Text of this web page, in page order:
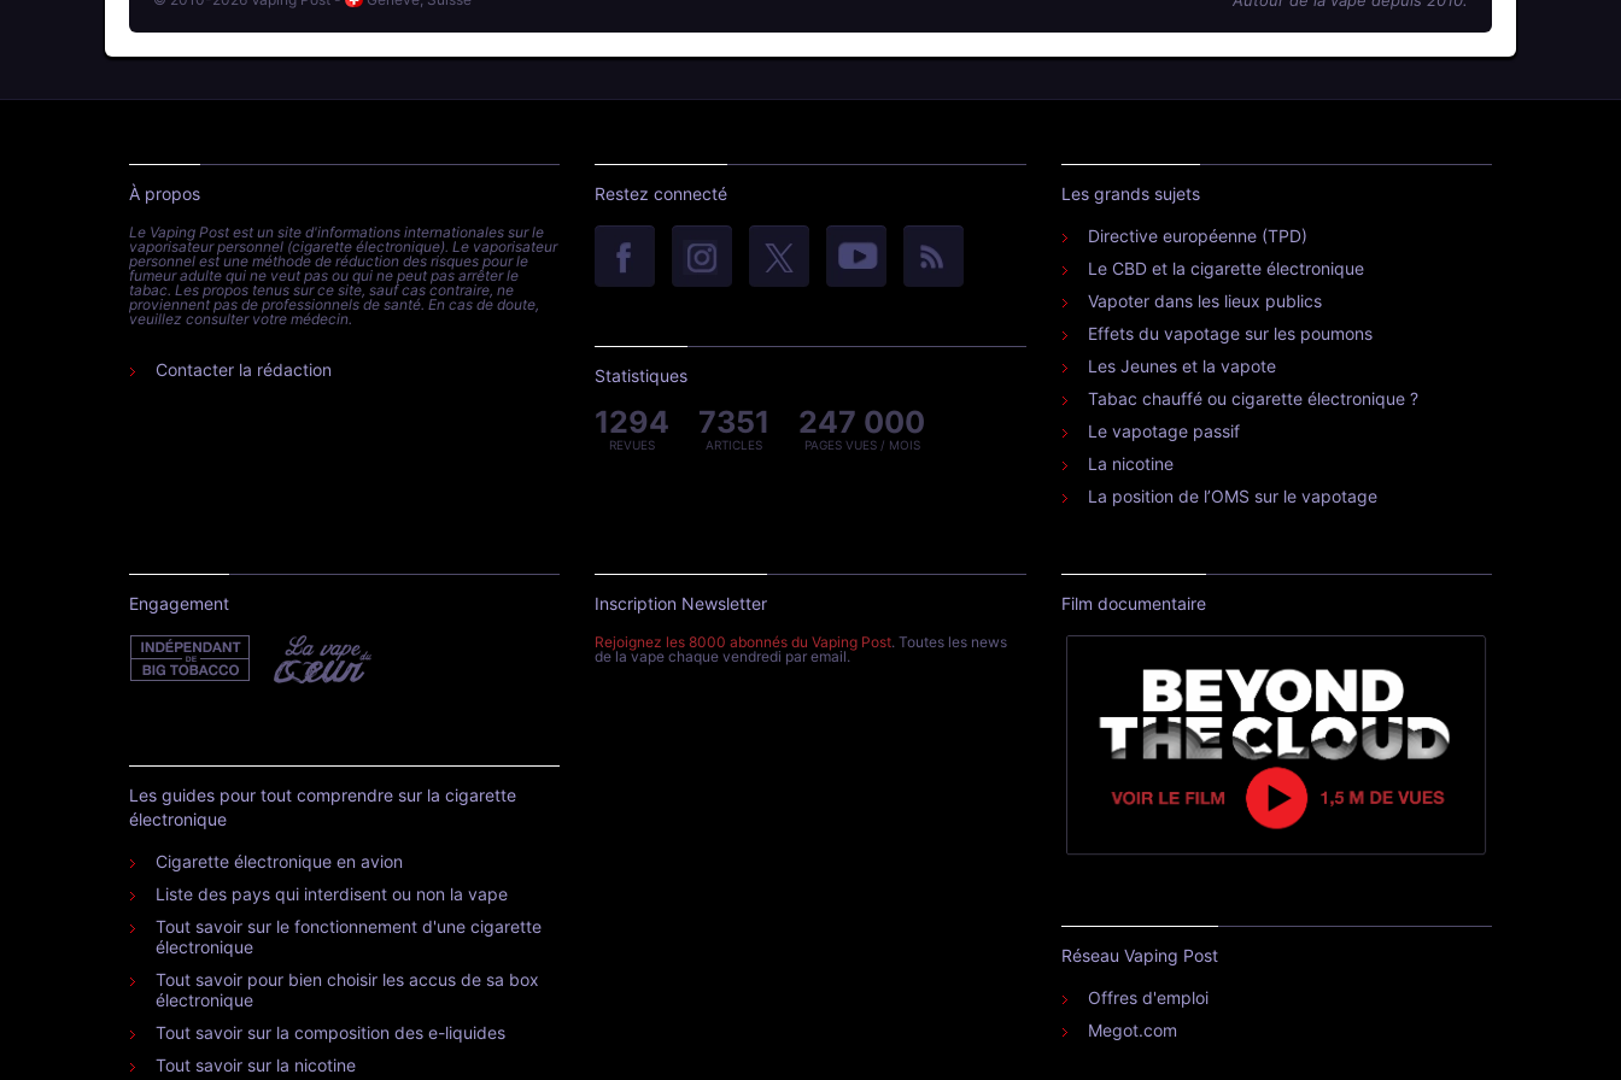
À propos
Le Vaping Post est un site d'informations internationales sur le
vaporisateur personnel (cigarette électronique). Le vaporisateur
personnel est une méthode de réduction des risques pour le
fumeur adulte qui ne veut pas ou qui ne peut pas arrêter le
tabac. Les propos tenus sur ce site, sauf cas contraire, ne
proviennent pas de professionnels de santé. En cas de doute,
veuillez consulter votre médecin.
Contacter la rédaction
Restez connecté
Statistiques
1294
REVUES
7351
ARTICLES
247 000
PAGES VUES / MOIS
Les grands sujets
Directive européenne (TPD)
Le CBD et la cigarette électronique
Vapoter dans les lieux publics
Effets du vapotage sur les poumons
Les Jeunes et la vapote
Tabac chauffé ou cigarette électronique ?
Le vapotage passif
La nicotine
La position de l’OMS sur le vapotage
Engagement
Les guides pour tout comprendre sur la cigarette
électronique
Cigarette électronique en avion
Liste des pays qui interdisent ou non la vape
Tout savoir sur le fonctionnement d'une cigarette
électronique
Tout savoir pour bien choisir les accus de sa box
électronique
Tout savoir sur la composition des e-liquides
Tout savoir sur la nicotine
Inscription Newsletter
Rejoignez les 8000 abonnés du Vaping Post. Toutes les news
de la vape chaque vendredi par email.
Film documentaire
Réseau Vaping Post
Offres d'emploi
Megot.com